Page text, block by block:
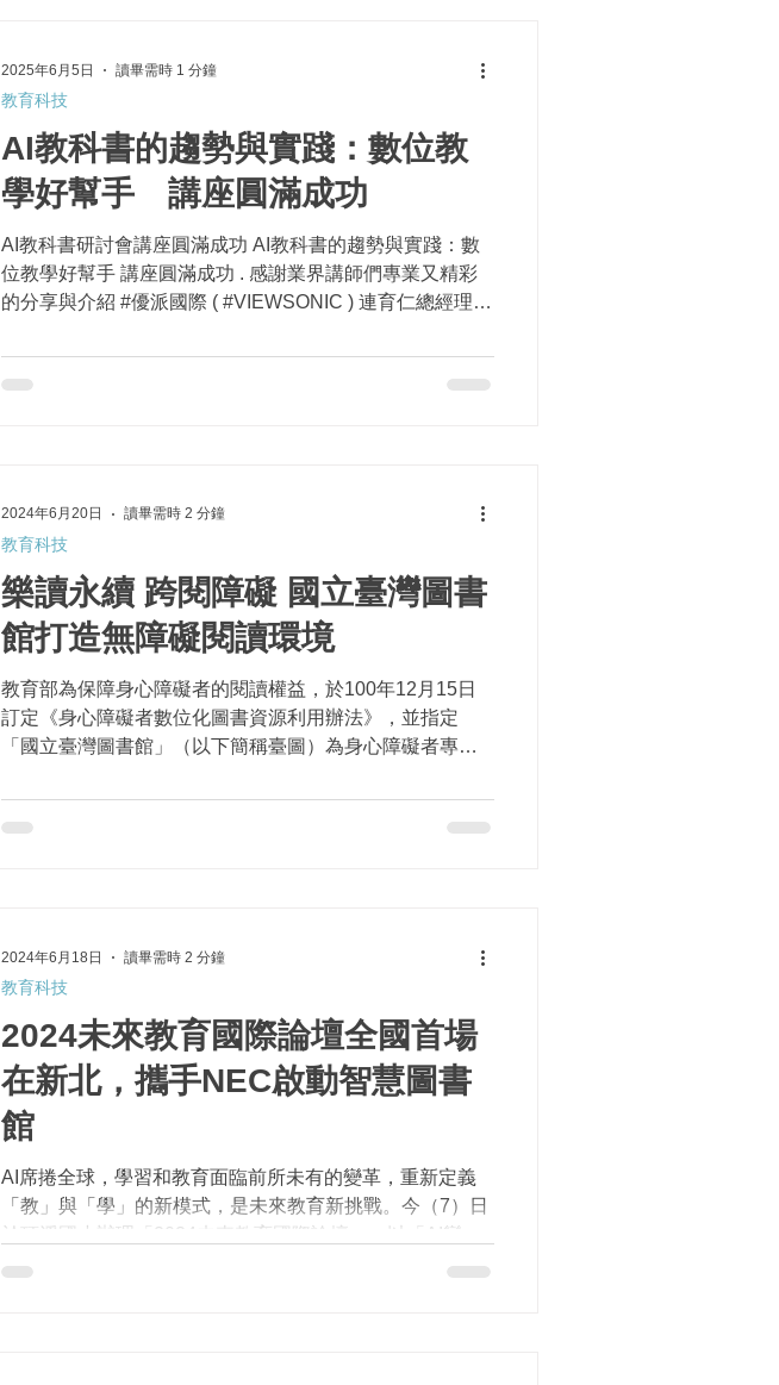
AI教科書的趨勢與實踐：數位教
學好幫手 講座圓滿成功
AI教科書研討會講座圓滿成功 AI教科書的趨勢與實踐：數
位教學好幫手 講座圓滿成功 . 感謝業界講師們專業又精彩
的分享與介紹 #優派國際 ( #VIEWSONIC ) 連育仁總經理的
「可視化」了!...
教育科技
2025年6月5日 讀畢需時 1 分鐘
樂讀永續 跨閱障礙 國立臺灣圖書
館打造無障礙閱讀環境
教育部為保障身心障礙者的閱讀權益，於100年12月15日
訂定《身心障礙者數位化圖書資源利用辦法》，並指定
「國立臺灣圖書館」（以下簡稱臺圖）為身心障礙者專責
中程發展計畫」。臺圖於今（6）日舉辦109-112年「強化
身心障礙者數...
教育科技
2024年6月20日 讀畢需時 2 分鐘
2024未來教育國際論壇全國首場
在新北，攜手NEC啟動智慧圖書
館
AI席捲全球，學習和教育面臨前所未有的變革，重新定義
「教」與「學」的新模式，是未來教育新挑戰。今（7）日
於頂溪國小辦理「2024未來教育國際論壇」，以「AI變局
智慧學習」為主題，邀請美國教育顧問公司AI for
教育科技
2024年6月18日 讀畢需時 2 分鐘